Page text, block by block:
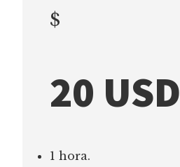
$
20 USD
1 hora.